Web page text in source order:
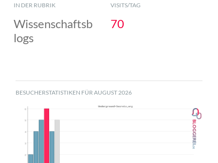
IN DER RUBRIK
Wissenschaftsb
logs
VISITS/TAG
70
BESUCHERSTATISTIKEN FÜR AUGUST 2026